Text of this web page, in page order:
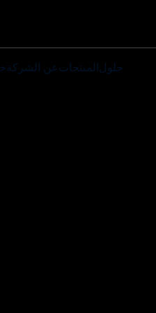
حلول المنتجاتعن الشركة